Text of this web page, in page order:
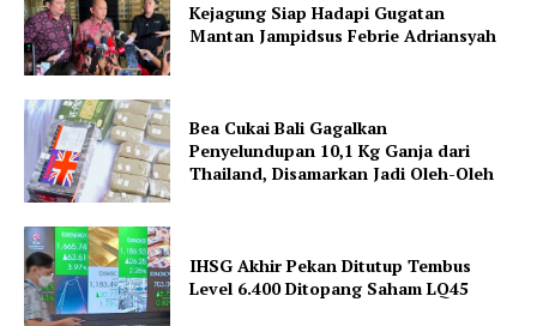
Kejagung Siap Hadapi Gugatan
Mantan Jampidsus Febrie Adriansyah
Bea Cukai Bali Gagalkan
Penyelundupan 10,1 Kg Ganja dari
Thailand, Disamarkan Jadi Oleh-Oleh
IHSG Akhir Pekan Ditutup Tembus
Level 6.400 Ditopang Saham LQ45